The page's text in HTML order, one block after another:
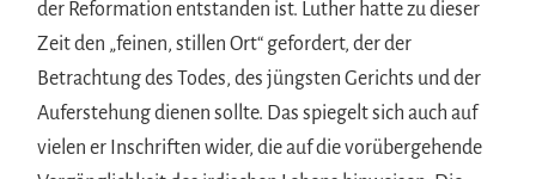
der Reformation entstanden ist. Luther hatte zu dieser
Zeit den „feinen, stillen Ort“ gefordert, der der
Betrachtung des Todes, des jüngsten Gerichts und der
Auferstehung dienen sollte. Das spiegelt sich auch auf
vielen er Inschriften wider, die auf die vorübergehende